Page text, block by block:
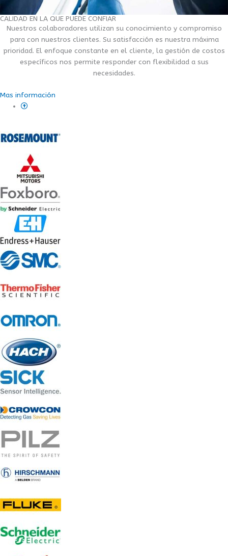
CALIDAD EN LA QUE PUEDE CONFIAR
Nuestros colaboradores utilizan su conocimiento y compromiso
para con nuestros clientes. Su satisfacción es nuestra máxima
prioridad. El enfoque constante en el cliente, la gestión de costos
específicos nos permite responder con flexibilidad a sus
necesidades.
Mas información